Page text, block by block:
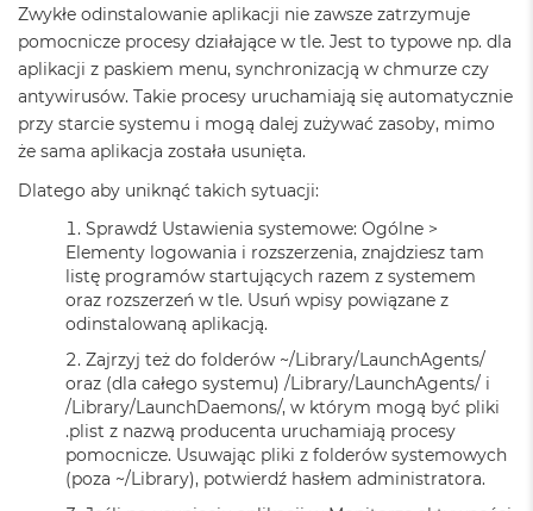
k
P
r
o
1
6
B
R
M
M
a
B
o
o
k
P
r
o
3
Zwykłe odinstalowanie aplikacji nie zawsze zatrzymuje
pomocnicze procesy działające w tle. Jest to typowe np. dla
aplikacji z paskiem menu, synchronizacją w chmurze czy
antywirusów. Takie procesy uruchamiają się automatycznie
przy starcie systemu i mogą dalej zużywać zasoby, mimo
że sama aplikacja została usunięta.
Dlatego aby uniknąć takich sytuacji:
Sprawdź Ustawienia systemowe: Ogólne >
Elementy logowania i rozszerzenia, znajdziesz tam
listę programów startujących razem z systemem
oraz rozszerzeń w tle. Usuń wpisy powiązane z
odinstalowaną aplikacją.
Zajrzyj też do folderów ~/Library/LaunchAgents/
oraz (dla całego systemu) /Library/LaunchAgents/ i
/Library/LaunchDaemons/, w którym mogą być pliki
.plist z nazwą producenta uruchamiają procesy
pomocnicze. Usuwając pliki z folderów systemowych
(poza ~/Library), potwierdź hasłem administratora.